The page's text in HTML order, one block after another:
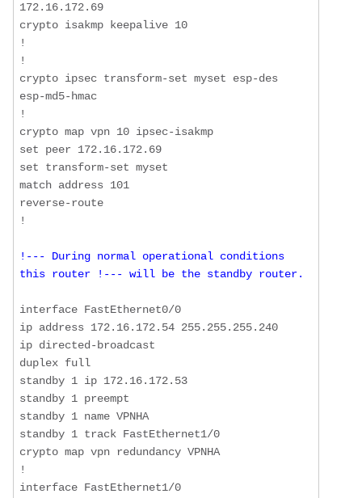
172.16.172.69
crypto isakmp keepalive 10
!
!
crypto ipsec transform-set myset esp-des
esp-md5-hmac
!
crypto map vpn 10 ipsec-isakmp
set peer 172.16.172.69
set transform-set myset
match address 101
reverse-route
!--- During normal operational conditions
this router !--- will be the standby router.
interface FastEthernet0/0
ip address 172.16.172.54 255.255.255.240
ip directed-broadcast
duplex full
standby 1 ip 172.16.172.53
standby 1 preempt
standby 1 name VPNHA
standby 1 track FastEthernet1/0
crypto map vpn redundancy VPNHA
!
interface FastEthernet1/0